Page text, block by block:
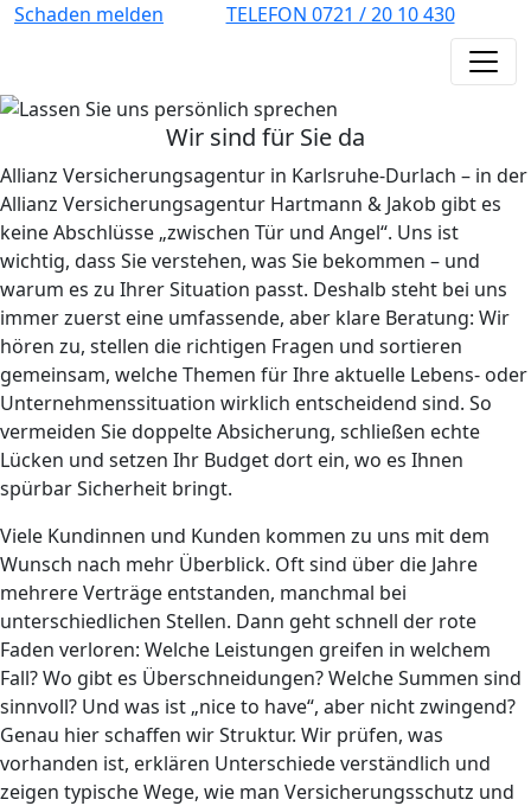
Schaden melden TELEFON 0721 / 20 10 430
Wir sind für Sie da
Allianz Versicherungsagentur in Karlsruhe-Durlach – in der
Allianz Versicherungsagentur Hartmann & Jakob gibt es
keine Abschlüsse „zwischen Tür und Angel“. Uns ist
wichtig, dass Sie verstehen, was Sie bekommen – und
warum es zu Ihrer Situation passt. Deshalb steht bei uns
immer zuerst eine umfassende, aber klare Beratung: Wir
hören zu, stellen die richtigen Fragen und sortieren
gemeinsam, welche Themen für Ihre aktuelle Lebens- oder
Unternehmenssituation wirklich entscheidend sind. So
vermeiden Sie doppelte Absicherung, schließen echte
Lücken und setzen Ihr Budget dort ein, wo es Ihnen
spürbar Sicherheit bringt.
Viele Kundinnen und Kunden kommen zu uns mit dem
Wunsch nach mehr Überblick. Oft sind über die Jahre
mehrere Verträge entstanden, manchmal bei
unterschiedlichen Stellen. Dann geht schnell der rote
Faden verloren: Welche Leistungen greifen in welchem
Fall? Wo gibt es Überschneidungen? Welche Summen sind
sinnvoll? Und was ist „nice to have“, aber nicht zwingend?
Genau hier schaffen wir Struktur. Wir prüfen, was
vorhanden ist, erklären Unterschiede verständlich und
zeigen typische Wege, wie man Versicherungsschutz und